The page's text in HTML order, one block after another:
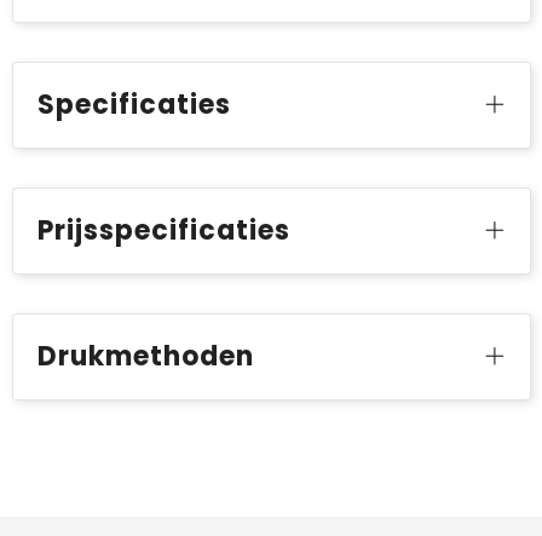
Specificaties
Prijsspecificaties
Drukmethoden